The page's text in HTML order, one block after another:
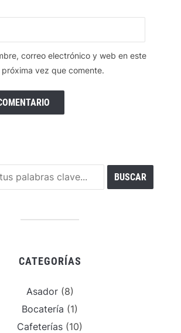
correo electrónico y web en este
vez que comente.
CATEGORÍAS
Asador(8)
Bocatería (1)
Cafeterías (10)